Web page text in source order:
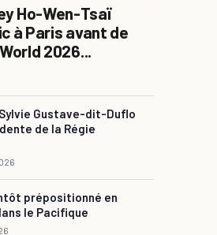
Ho-Wen-Tsaï
à Paris avant de
2026...
Gustave-dit-Duflo
de la Régie
prépositionné en
le Pacifique